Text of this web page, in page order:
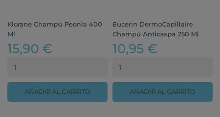
Klorane Champú Peonía 400
Ml
15,90 €
AÑADIR AL CARRITO
Eucerin DermoCapillaire
Champú Anticaspa 250 Ml
10,95 €
AÑADIR AL CARRITO